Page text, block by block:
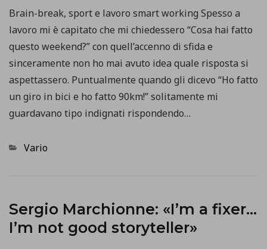
Brain-break, sport e lavoro smart working Spesso a
lavoro mi è capitato che mi chiedessero “Cosa hai fatto
questo weekend?” con quell’accenno di sfida e
sinceramente non ho mai avuto idea quale risposta si
aspettassero. Puntualmente quando gli dicevo “Ho fatto
un giro in bici e ho fatto 90km!” solitamente mi
guardavano tipo indignati rispondendo…
Categorie
Vario
Sergio Marchionne: «I’m a fixer…
I’m not good storyteller»